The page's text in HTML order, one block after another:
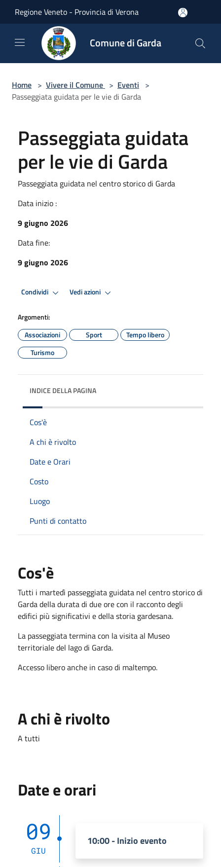
Regione Veneto - Provincia di Verona
Comune di Garda
Home > Vivere il Comune > Eventi >
Passeggiata guidata per le vie di Garda
Passeggiata guidata
per le vie di Garda
Passeggiata guidata nel centro storico di Garda
Data inizio :
9 giugno 2026
Data fine:
9 giugno 2026
Condividi Vedi azioni
Argomenti:
Associazioni
Sport
Tempo libero
Turismo
INDICE DELLA PAGINA
Cos'è
A chi è rivolto
Date e Orari
Costo
Luogo
Punti di contatto
Cos'è
Tutti i martedì passeggiata guidata nel centro storico di
Garda della durata di due ore con il racconto degli
edifici più significativi e della storia gardesana.
La passeggiata termina con la visita al Museo
territoriale del lago di Garda.
Accesso libero anche in caso di maltempo.
A chi è rivolto
A tutti
Date e orari
09
GIU
10:00 - Inizio evento